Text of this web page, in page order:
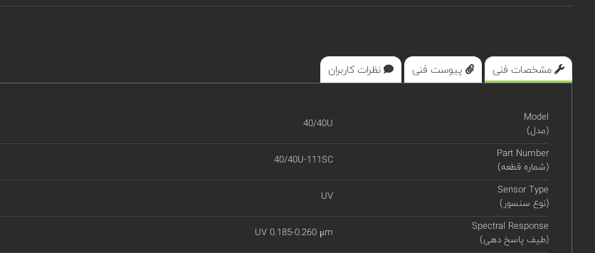
مشخصات فنی پیوست فنی نظرات کاربران
Model
(مدل)
40/40U
Part Number
(شماره قطعه)
40/40U-111SC
Sensor Type
(نوع سنسور)
UV
Spectral Response
(طیف پاسخ دهی)
UV 0.185-0.260 μm